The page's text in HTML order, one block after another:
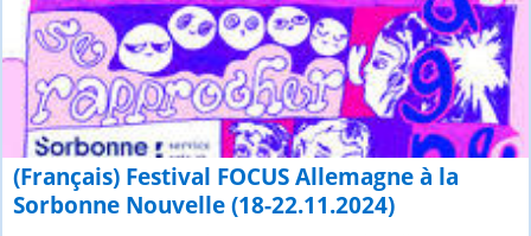
(Français) Festival FOCUS Allemagne à la
Sorbonne Nouvelle (18-22.11.2024)